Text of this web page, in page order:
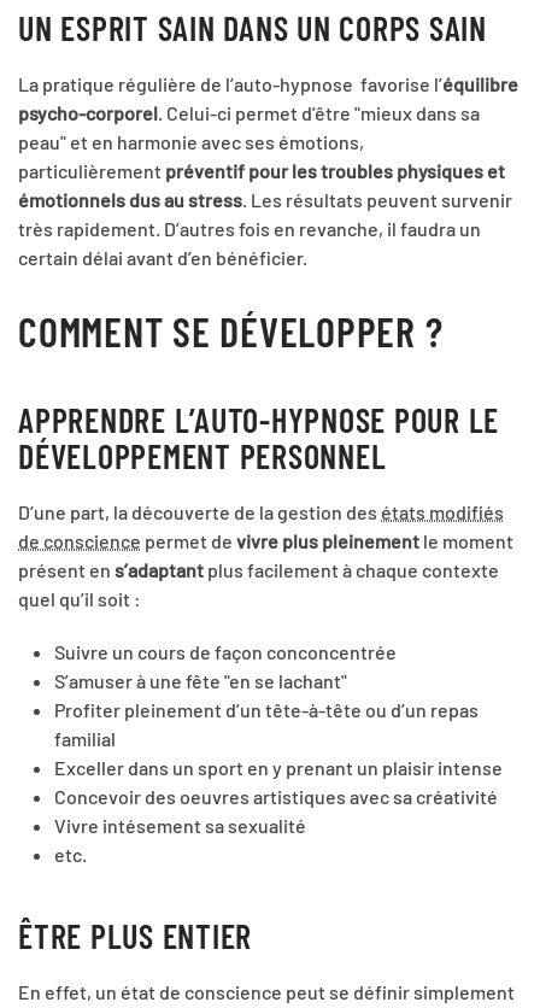
UN ESPRIT SAIN DANS UN CORPS SAIN
La pratique régulière de l’auto-hypnose favorise l’équilibre
psycho-corporel. Celui-ci permet d’être "mieux dans sa
peau" et en harmonie avec ses émotions,
particulièrement préventif pour les troubles physiques et
émotionnels dus au stress. Les résultats peuvent survenir
très rapidement. D’autres fois en revanche, il faudra un
certain délai avant d’en bénéficier.
COMMENT SE DÉVELOPPER ?
APPRENDRE L’AUTO-HYPNOSE POUR LE
DÉVELOPPEMENT PERSONNEL
D’une part, la découverte de la gestion des états modifiés
de conscience permet de vivre plus pleinement le moment
présent en s’adaptant plus facilement à chaque contexte
quel qu’il soit :
Suivre un cours de façon conconcentrée
S’amuser à une fête "en se lachant"
Profiter pleinement d’un tête-à-tête ou d’un repas
familial
Exceller dans un sport en y prenant un plaisir intense
Concevoir des oeuvres artistiques avec sa créativité
Vivre intésement sa sexualité
etc.
ÊTRE PLUS ENTIER
En effet, un état de conscience peut se définir simplement